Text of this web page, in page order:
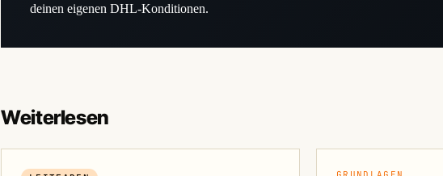
deinen eigenen DHL-Konditionen.
Weiterlesen